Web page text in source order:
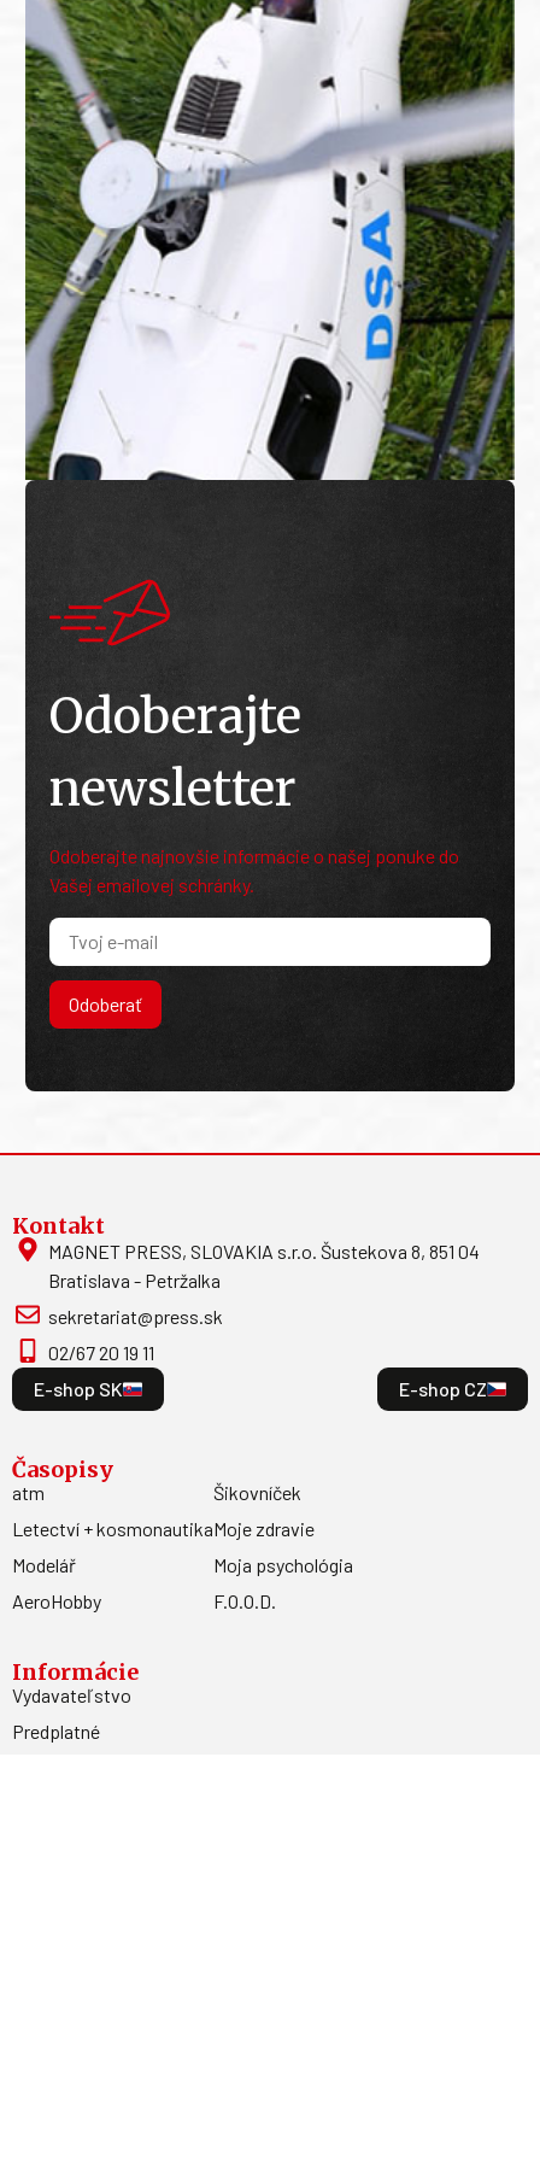
Odoberajte
newsletter
Odoberajte najnovšie informácie o našej ponuke do
Vašej emailovej schránky.
Odoberať
Kontakt
MAGNET PRESS, SLOVAKIA s.r.o. Šustekova 8, 851 04
Bratislava - Petržalka
sekretariat@press.sk
02/67 20 19 11
E-shop SK
E-shop CZ
Časopisy
atm
Letectví + kosmonautika
Modelář
AeroHobby
Šikovníček
Moje zdravie
Moja psychológia
F.O.O.D.
Informácie
Vydavateľstvo
Predplatné